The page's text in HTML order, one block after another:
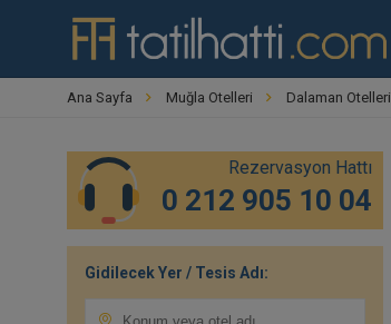
Ana Sayfa Muğla Otelleri Dalaman Otelleri
Rezervasyon Hattı
0 212 905 10 04
Gidilecek Yer / Tesis Adı: